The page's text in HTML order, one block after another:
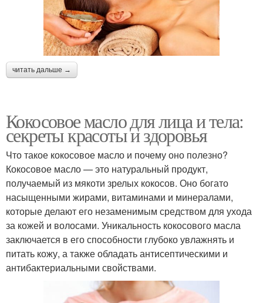
читать дальше →
Кокосовое масло для лица и тела:
секреты красоты и здоровья
Что такое кокосовое масло и почему оно полезно?
Кокосовое масло — это натуральный продукт,
получаемый из мякоти зрелых кокосов. Оно богато
насыщенными жирами, витаминами и минералами,
которые делают его незаменимым средством для ухода
за кожей и волосами. Уникальность кокосового масла
заключается в его способности глубоко увлажнять и
питать кожу, а также обладать антисептическими и
антибактериальными свойствами.